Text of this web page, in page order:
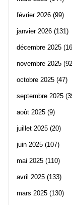
février 2026 (99)
janvier 2026 (131)
décembre 2025
novembre 2025
octobre 2025 (47)
septembre 2025
août 2025 (9)
juillet 2025 (20)
juin 2025 (107)
mai 2025 (110)
avril 2025 (133)
mars 2025 (130)